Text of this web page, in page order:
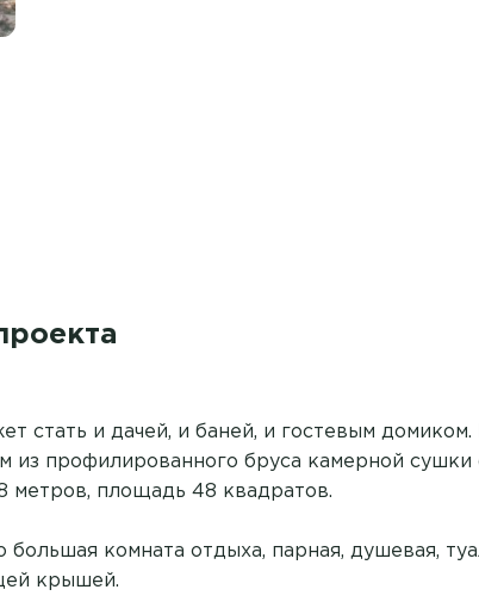
стать и дачей, и баней, и гостевым домиком.
из профилированного бруса камерной сушки
метров, площадь 48 квадратов.
большая комната отдыха, парная, душевая,
крышей.